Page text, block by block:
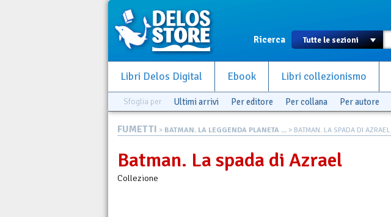
Ricerca
Libri Delos Digital Ebook Libri collezionismo
Sfoglia per Ultimi arrivi Per editore Per collana Per autore
FUMETTI > BATMAN. LA LEGGENDA PLANETA ... > BATMAN. LA SPADA DI AZRAEL
Batman. La spada di Azrael
Collezione